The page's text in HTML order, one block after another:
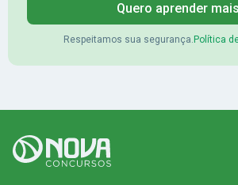
Quero aprender mais
Respeitamos sua segurança. Política